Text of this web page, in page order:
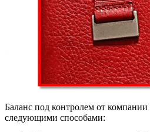
Баланс под контролем от
следующими способами: